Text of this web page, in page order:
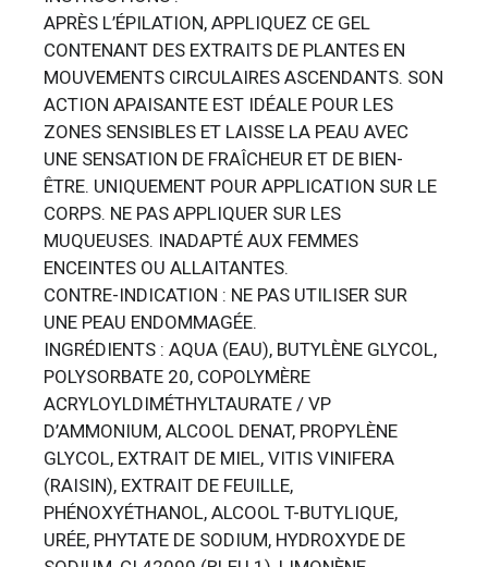
APRÈS L’ÉPILATION, APPLIQUEZ CE GEL
CONTENANT DES EXTRAITS DE PLANTES EN
MOUVEMENTS CIRCULAIRES ASCENDANTS. SON
ACTION APAISANTE EST IDÉALE POUR LES
ZONES SENSIBLES ET LAISSE LA PEAU AVEC
UNE SENSATION DE FRAÎCHEUR ET DE BIEN-
ÊTRE. UNIQUEMENT POUR APPLICATION SUR LE
CORPS. NE PAS APPLIQUER SUR LES
MUQUEUSES. INADAPTÉ AUX FEMMES
ENCEINTES OU ALLAITANTES.
CONTRE-INDICATION : NE PAS UTILISER SUR
UNE PEAU ENDOMMAGÉE.
INGRÉDIENTS : AQUA (EAU), BUTYLÈNE GLYCOL,
POLYSORBATE 20, COPOLYMÈRE
ACRYLOYLDIMÉTHYLTAURATE / VP
D’AMMONIUM, ALCOOL DENAT, PROPYLÈNE
GLYCOL, EXTRAIT DE MIEL, VITIS VINIFERA
(RAISIN), EXTRAIT DE FEUILLE,
PHÉNOXYÉTHANOL, ALCOOL T-BUTYLIQUE,
URÉE, PHYTATE DE SODIUM, HYDROXYDE DE